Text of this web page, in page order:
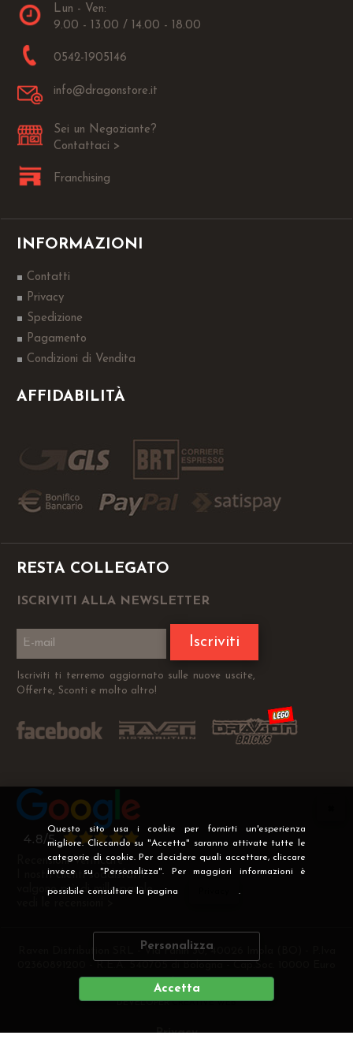
Questo sito usa i cookie per fornirti un'esperienza
migliore. Cliccando su "Accetta" saranno attivate tutte le
categorie di cookie. Per decidere quali accettare, cliccare
invece su "Personalizza". Per maggiori informazioni è
possibile consultare la pagina .
Personalizza
Accetta
Lun - Ven:
9.00 - 13.00 / 14.00 - 18.00
0542-1905146
info@dragonstore.it
Sei un Negoziante?
Contattaci >
Franchising
INFORMAZIONI
Contatti
Privacy
Spedizione
Pagamento
Condizioni di Vendita
AFFIDABILITÀ
RESTA COLLEGATO
ISCRIVITI ALLA NEWSLETTER
Iscriviti
Iscriviti ti terremo aggiornato sulle nuove uscite,
Offerte, Sconti e molto altro!
Recensioni Verificate
I nostri clienti soddisfatti
valgono più di mille parole
Raven Distribution SRL - Via Fanin 30, 40026 Imola (BO) - P.Iva
i.v
DEVELOPERCREATIVE WEB
Privacy